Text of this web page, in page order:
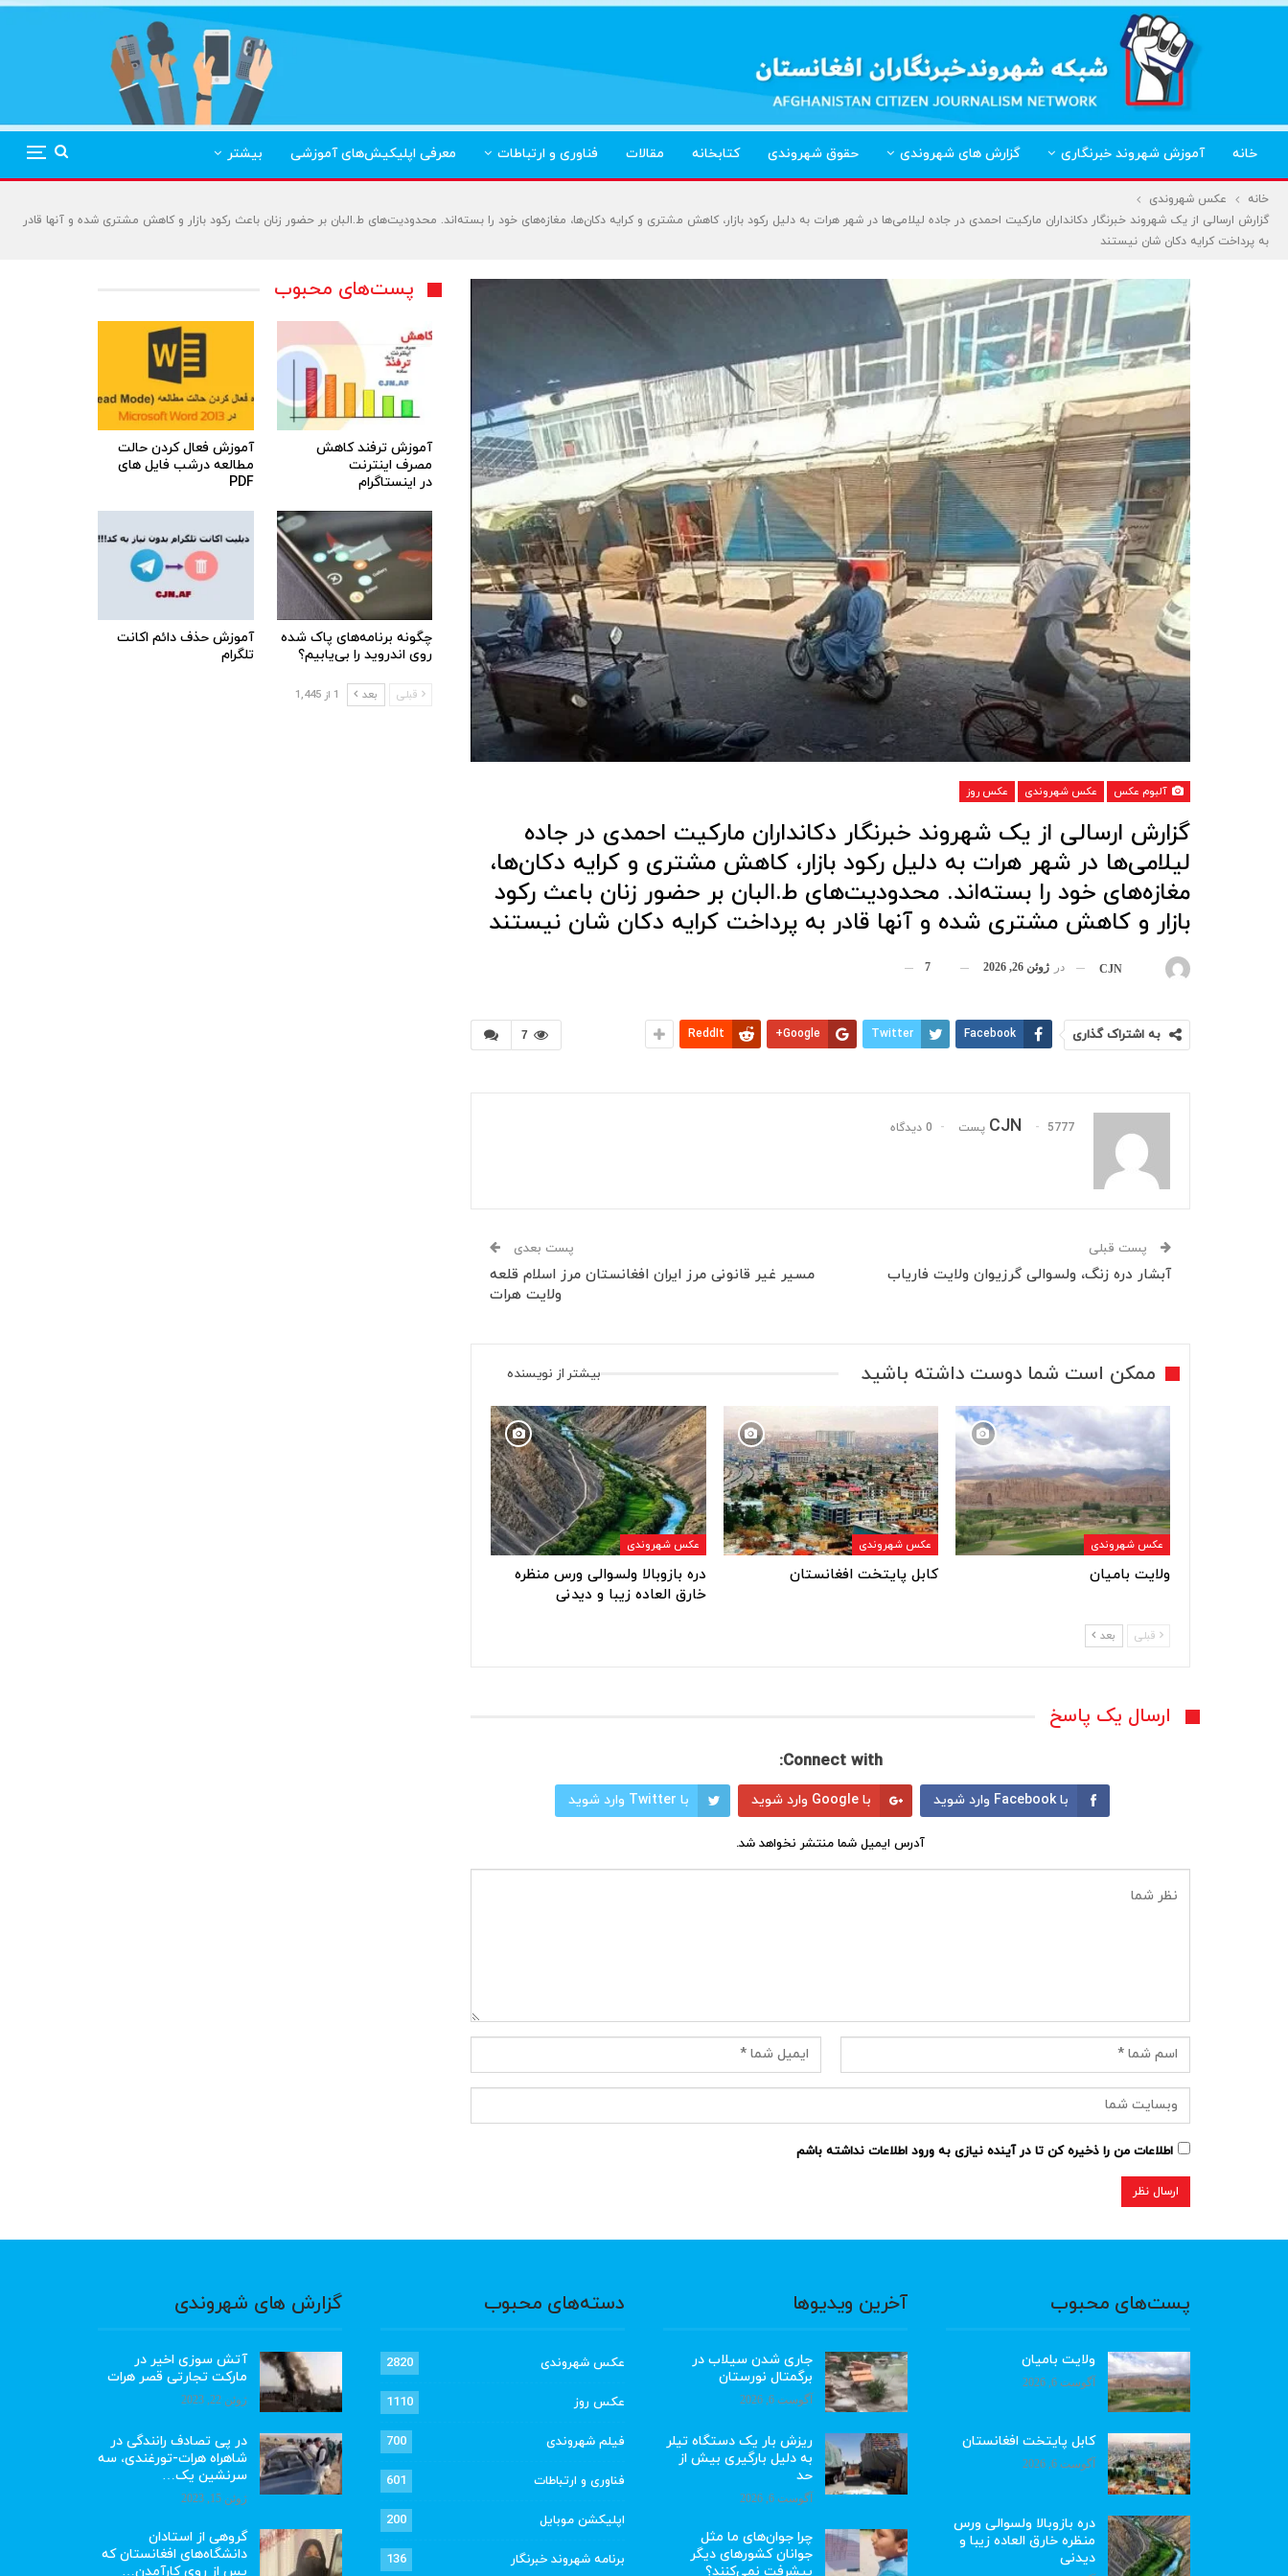
خانه آموزش شهروند خبرنگاری گزارش های شهروندی حقوق شهروندی کتابخانه مقالات فناوری و ارتباطات معرفی اپلیکیش‌های آموزشی بیشتر
خانه
عکس شهروندی
گزارش ارسالی از یک شهروند خبرنگار دکانداران مارکیت احمدی در جاده لیلامی‌ها در شهر هرات به دلیل رکود بازار، کاهش مشتری‌ و کرایه دکان‌ها، مغازه‌های خود را بسته‌اند. محدودیت‌های ط.البان بر حضور زنان باعث رکود بازار و کاهش مشتری شده و آنها قادر
به پرداخت کرایه دکان شان نیستند
آلبوم عکس عکس شهروندی عکس روز
گزارش ارسالی از یک شهروند خبرنگار دکانداران مارکیت احمدی در جاده
لیلامی‌ها در شهر هرات به دلیل رکود بازار، کاهش مشتری‌ و کرایه دکان‌ها،
مغازه‌های خود را بسته‌اند. محدودیت‌های ط.البان بر حضور زنان باعث رکود
بازار و کاهش مشتری شده و آنها قادر به پرداخت کرایه دکان شان نیستند
CJN در ژوئن 26, 2026 7
7 به اشتراک گذاری Facebook
Twitter
Google+
ReddIt
CJN 5777 پست 0 دیدگاه
پست قبلی
آبشار دره زنگ، ولسوالی گرزیوان ولایت فاریاب
پست بعدی
مسیر غیر قانونی مرز ایران افغانستان مرز اسلام قلعه
ولایت هرات
ممکن است شما دوست داشته باشید بیشتر از نویسنده
عکس شهروندی
ولایت بامیان
عکس شهروندی
کابل پایتخت افغانستان
عکس شهروندی
دره بازوبالا ولسوالی ورس منظره
خارق العاده زیبا و دیدنی
قبلی بعد
ارسال یک پاسخ
Connect with:
با Facebook وارد شوید با Google وارد شوید با Twitter وارد شوید
آدرس ایمیل شما منتشر نخواهد شد.
اطلاعات من را ذخیره کن تا در آینده نیازی به ورود اطلاعات نداشته باشم
پست‌های محبوب
آموزش ترفند کاهش
مصرف اینترنت
در اینستاگرام
آموزش فعال کردن حالت
مطالعه درشب فایل های
PDF
چگونه برنامه‌های پاک شده
روی اندروید را بی‌یابیم؟
آموزش حذف دائم اکانت
تلگرام
قبلی بعد 1 از 1,445
پست‌های محبوب
ولایت بامیان
آگوست 6, 2026
کابل پایتخت افغانستان
آگوست 6, 2026
دره بازوبالا ولسوالی ورس
منظره خارق العاده زیبا و
دیدنی
آخرین ویدیوها
جاری شدن سیلاب در
برگمتال نورستان
آگوست 6, 2026
ریزش بار یک دستگاه تیلر
به دلیل بارگیری بیش از
حد
آگوست 6, 2026
چرا جوان‌های ما مثل
جوانان کشورهای دیگر
پیشرفت نمی‌کنند؟
دسته‌های محبوب
عکس شهروندی 2820
عکس روز 1110
فیلم شهروندی 700
فناوری و ارتباطات 601
اپلیکشن موبایل 200
برنامه شهروند خبرنگار 136
گزارش های شهروندی
آتش سوزی اخیر در
مارکت تجارتی قصر هرات
ژوئن 22, 2023
در پی تصادف رانندگی در
شاهراه هرات-تورغندی، سه
سرنشین یک…
ژوئن 15, 2023
گروهی از استادان
دانشگاه‌های افغانستان که
پس از روی کارآمدن…